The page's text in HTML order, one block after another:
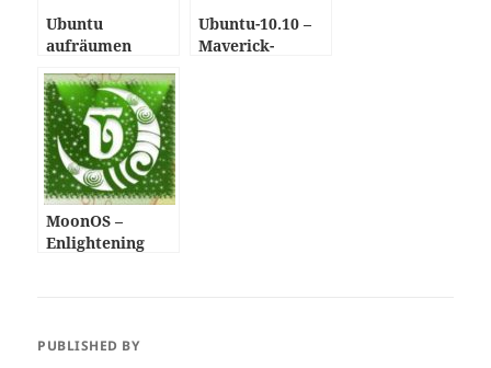
Ubuntu
aufräumen
Ubuntu-10.10 –
Maverick-
MoonOS –
Enlightening
PUBLISHED BY